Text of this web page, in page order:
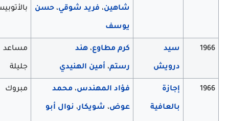
شاهين،فريد شوقي،حسن
يوسف
بالأتوبيس
1966 سيد
درويش
كرم مطاوع،هند
رستم،أمين الهنيدي
مساعد
جليلة
1966 إجازة
بالعافية
فؤاد المهندس،محمد
عوض،شويكار،نوال أبو
مبروك